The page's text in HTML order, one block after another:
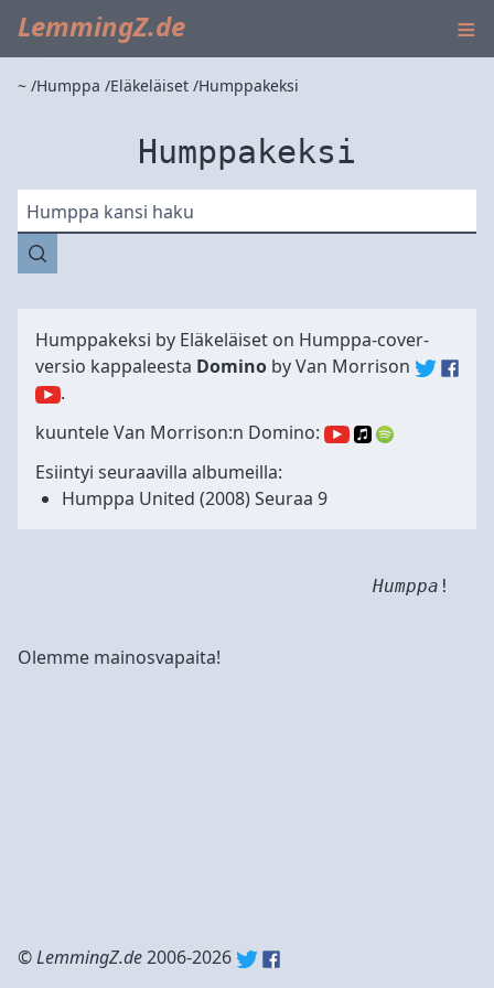
LemmingZ.de ≡
~ Humppa Eläkeläiset Humppakeksi
Humppakeksi
Humppa kansi haku
Humppakeksi by Eläkeläiset on Humppa-cover-
versio kappaleesta Domino byVan Morrison
.
kuuntele Van Morrison:n Domino:
Esiintyi seuraavilla albumeilla:
Humppa United (2008) Seuraa 9
Humppa !
Olemme mainosvapaita!
©LemmingZ.de2006-2026